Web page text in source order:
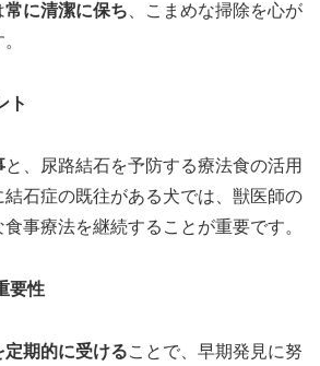
常に清潔に保ち、こまめな掃除を心が
ト
と、尿路結石を予防する療法食の活用
石症の既往がある犬では、獣医師の
事療法を継続することが重要です。
要性
定期的に受けることで、早期発見に努